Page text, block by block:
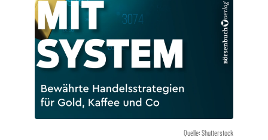
Quelle: Shutterstock